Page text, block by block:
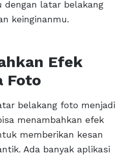
dengan latar belakang
keinginanmu.
Efek
Foto
belakang foto menjadi
menambahkan efek
memberikan kesan
Ada banyak aplikasi